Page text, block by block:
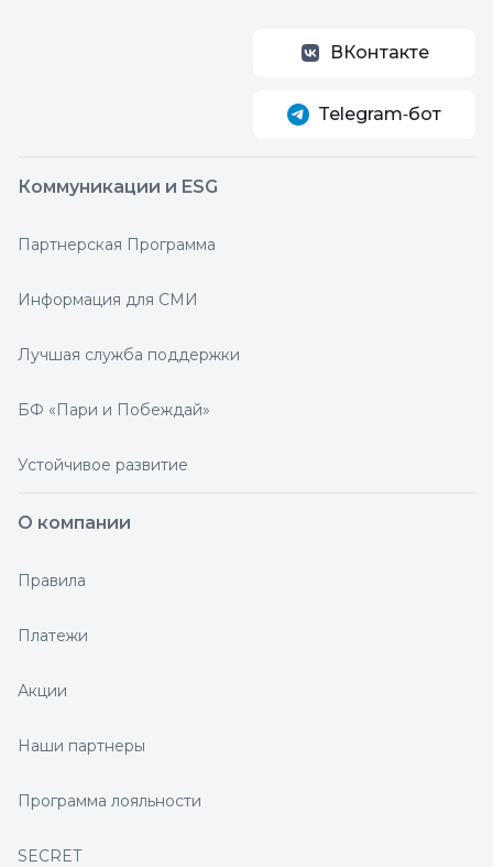
ВКонтакте
Telegram‑бот
Коммуникации и ESG
Партнерская Программа
Информация для СМИ
Лучшая служба поддержки
БФ «Пари и Побеждай»
Устойчивое развитие
О компании
Правила
Платежи
Акции
Наши партнеры
Программа лояльности
SECRET